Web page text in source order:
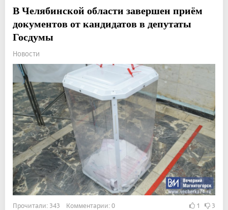
В Челябинской области завершен приём
документов от кандидатов в депутаты
Госдумы
Новости
Прочитали: 343 Комментарии: 0 1 3